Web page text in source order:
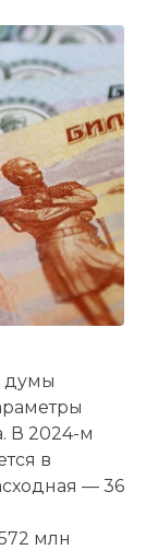
думы
В 2024-м
в
— 36
млн